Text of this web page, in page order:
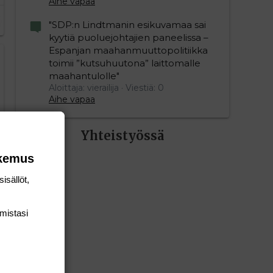
"SDP:n Lindtmanin esikuvamaa sai
kyytiä puoluejohtajien paneelissa –
Espanjan maahanmuuttopolitiikka
toimii ”kutsuhuutona” laittomalle
maahantulolle"
Aloittaja: vierailija
Viestiä: 0
Aihe vapaa
Yhteistyössä